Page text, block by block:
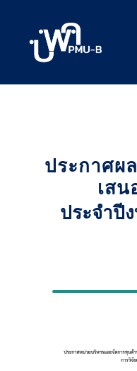
ประกาศผ
เสน
ประจำปี